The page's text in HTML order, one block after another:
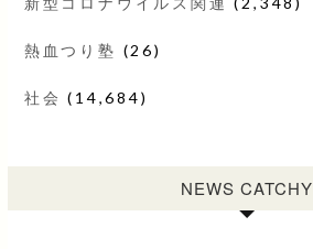
熱血つり塾 (26)
社会 (14,684)
NEWS CATCHY